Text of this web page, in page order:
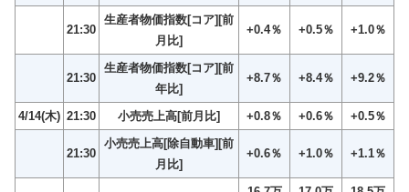
21:30
生産者物価指数[コア][前
月比]
+0.4％ +0.5％ +1.0％
21:30
生産者物価指数[コア][前
年比]
+8.7％ +8.4％ +9.2％
4/14(木) 21:30 小売売上高[前月比] +0.8％ +0.6％ +0.5％
21:30
小売売上高[除自動車][前
月比]
+0.6％ +1.0％ +1.1％